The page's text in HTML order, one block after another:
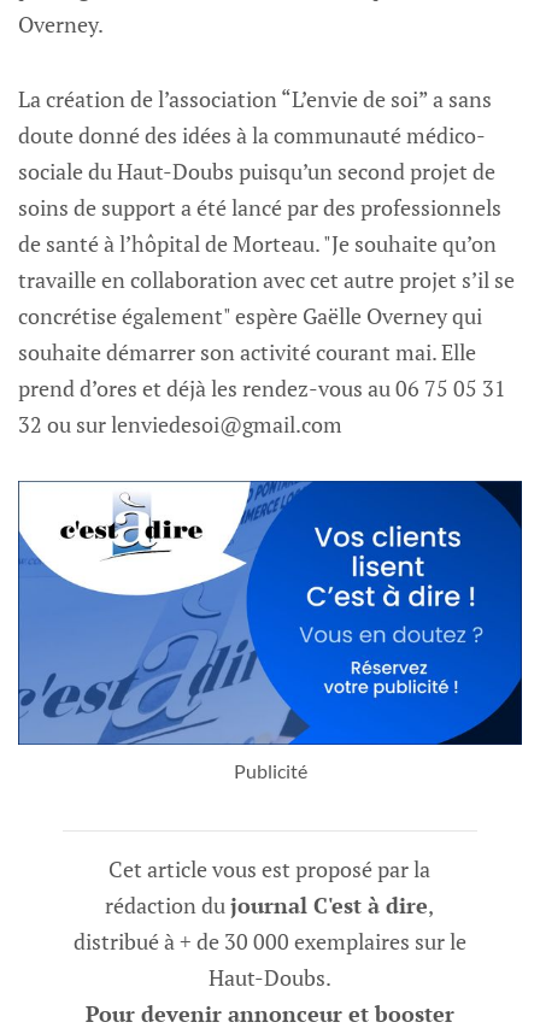
Overney.
La création de l’association “L’envie de soi” a sans
doute donné des idées à la communauté médico-
sociale du Haut-Doubs puisqu’un second projet de
soins de support a été lancé par des professionnels
de santé à l’hôpital de Morteau. "Je souhaite qu’on
travaille en collaboration avec cet autre projet s’il se
concrétise également" espère Gaëlle Overney qui
souhaite démarrer son activité courant mai. Elle
prend d’ores et déjà les rendez-vous au 06 75 05 31
32 ou surlenviedesoi@gmail.com
Publicité
Cet article vous est proposé par la
rédaction dujournal C'est à dire,
distribué à + de 30 000 exemplaires sur le
Haut-Doubs.
Pour devenir annonceur et booster